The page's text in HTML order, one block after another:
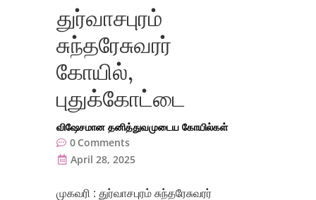
துர்வாசபுரம்
சுந்தரேசுவரர்
கோயில்,
புதுக்கோட்டை
விஷேசமான தனித்துவமுடைய கோயில்கள்
0 Comments
April 28, 2025
முகவரி : துர்வாசபுரம் சுந்தரேசுவரர்